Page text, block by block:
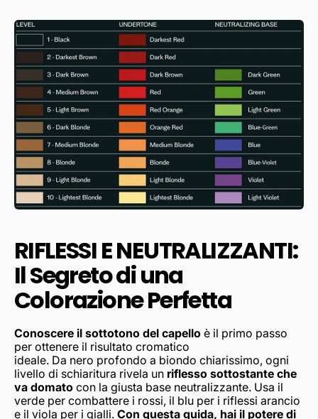
RIFLESSI E NEUTRALIZZANTI:
Il Segreto di una
Colorazione Perfetta
Conoscere il sottotono del capello è il primo passo
per ottenere il risultato cromatico
ideale. Da nero profondo a biondo chiarissimo, ogni
livello di schiaritura rivela un riflesso sottostante che
va domato con la giusta base neutralizzante. Usa il
verde per combattere i rossi, il blu per i riflessi arancio
e il viola per i gialli. Con questa guida, hai il potere di